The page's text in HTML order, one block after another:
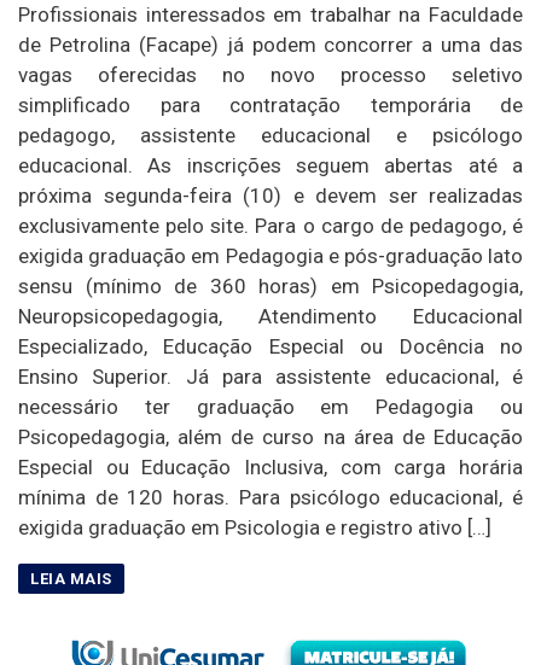
Profissionais interessados em trabalhar na Faculdade
de Petrolina (Facape) já podem concorrer a uma das
vagas oferecidas no novo processo seletivo
simplificado para contratação temporária de
pedagogo, assistente educacional e psicólogo
educacional. As inscrições seguem abertas até a
próxima segunda-feira (10) e devem ser realizadas
exclusivamente pelo site. Para o cargo de pedagogo, é
exigida graduação em Pedagogia e pós-graduação lato
sensu (mínimo de 360 horas) em Psicopedagogia,
Neuropsicopedagogia, Atendimento Educacional
Especializado, Educação Especial ou Docência no
Ensino Superior. Já para assistente educacional, é
necessário ter graduação em Pedagogia ou
Psicopedagogia, além de curso na área de Educação
Especial ou Educação Inclusiva, com carga horária
mínima de 120 horas. Para psicólogo educacional, é
exigida graduação em Psicologia e registro ativo […]